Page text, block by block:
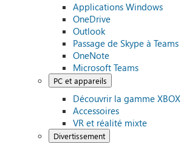
Applications Windows
OneDrive
Outlook
Passage de Skype à Teams
OneNote
Microsoft Teams
PC et appareils
Découvrir la gamme XBOX
Accessoires
VR et réalité mixte
Divertissement